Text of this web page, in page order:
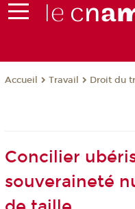
Accueil Travail Droit du
Concilier
souveraineté